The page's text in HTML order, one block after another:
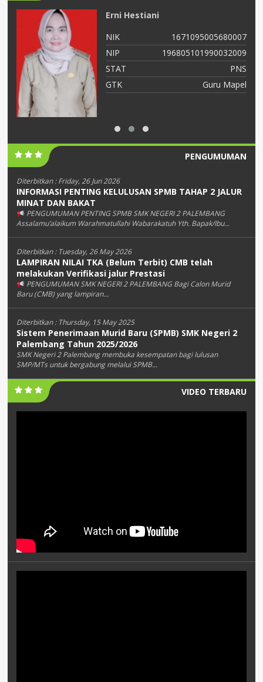
Erni Hestiani
NIK
1671095005680007
NIP
196805101990032009
STAT
PNS
GTK
Guru Mapel
PENGUMUMAN
Diterbitkan :Friday, 26 Jun 2026
INFORMASI PENTING KELULUSAN SPMB TAHAP 2 JALUR
MINAT DAN BAKAT
PENGUMUMAN PENTING SPMB SMK NEGERI 2 PALEMBANG
Assalamu’alaikum Warahmatullahi Wabarakatuh Yth. Bapak/Ibu...
Diterbitkan : Tuesday, 26 May 2026
LAMPIRAN NILAI TKA (Belum Terbit) CMB telah
melakukan Verifikasi jalur Prestasi
PENGUMUMAN SMK NEGERI 2 PALEMBANG Bagi Calon Murid
Baru (CMB) yang lampiran...
Diterbitkan : Thursday, 15 May 2025
Sistem Penerimaan Murid Baru (SPMB) SMK Negeri 2
Palembang Tahun 2025/2026
SMK Negeri 2 Palembang membuka kesempatan bagi lulusan
SMP/MTs untuk bergabung melalui SPMB...
VIDEO TERBARU